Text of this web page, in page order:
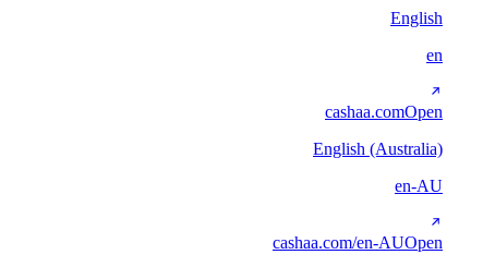
English
en
cashaa.comOpen
English (Australia)
en-AU
cashaa.com/en-AUOpen